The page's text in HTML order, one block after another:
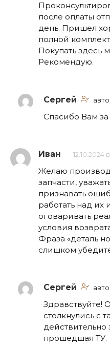
после оплаты
день. Пришел
полной
Покупать здесь
Рекомендую.
Сергей
Спасибо Вам за
Иван 12.10.2024
Желаю
запчасти,
признавать
работать над
оговаривать
условия
Фраза «деталь
слишком
Сергей
Здравствуйте!
столкнулись с
действительно
прошедшая ТУ.